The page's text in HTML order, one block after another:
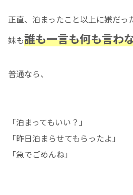
正直、泊まったこと以上に嫌だっ
妹も誰も一言も何も言わ
普通なら、
「泊まってもいい？」
「昨日泊まらせてもらったよ」
「急でごめんね」